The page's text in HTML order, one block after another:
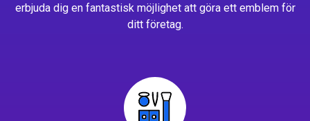
erbjuda dig en fantastisk möjlighet att göra ett emblem för
ditt företag.